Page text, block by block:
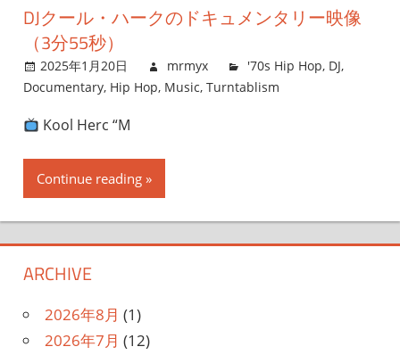
DJクール・ハークのドキュメンタリー映像
（3分55秒）
2025年1月20日 mrmyx '70s Hip Hop, DJ,
Documentary, Hip Hop, Music, Turntablism
Kool Herc “M
Continue reading
ARCHIVE
2026年8月 (1)
2026年7月 (12)